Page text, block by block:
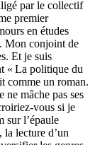
par le collectif
premier
en études
Mon conjoint de
Et je suis
« La politique du
comme un roman.
ne mâche pas ses
vous si je
sur l’épaule
la lecture d’un